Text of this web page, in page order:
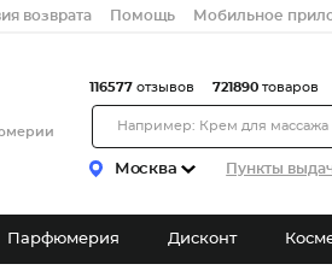
возврата Помощь Мобильное
Москва Пункты
116577 отзывов 721890 товаров
Парфюмерия Дисконт